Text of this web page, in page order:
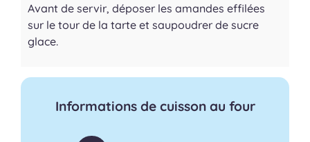
Avant de servir, déposer les amandes effilées
sur le tour de la tarte et saupoudrer de sucre
glace.
Informations de cuisson au four